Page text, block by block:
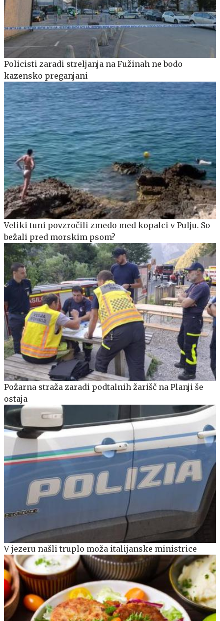
Policisti zaradi streljanja na Fužinah ne bodo
kazensko preganjani
Veliki tuni povzročili zmedo med kopalci v Pulju. So
bežali pred morskim psom?
Požarna straža zaradi podtalnih žarišč na Planji še
ostaja
V jezeru našli truplo moža italijanske ministrice